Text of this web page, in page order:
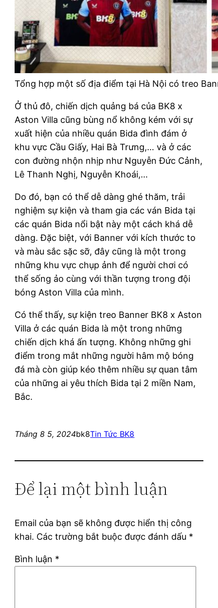
Tổng hợp một số địa điểm tại Hà Nội có treo
Ở thủ đô, chiến dịch quảng bá của BK8 x
Aston Villa cũng bùng nổ không kém với sự
xuất hiện của nhiều quán Bida đình đám ở
khu vực Cầu Giấy, Hai Bà Trưng,… và ở các
con đường nhộn nhịp như Nguyễn Đức Cảnh,
Lê Thanh Nghị, Nguyễn Khoái,…
Do đó, bạn có thể dễ dàng ghé thăm, trải
nghiệm sự kiện và tham gia các ván Bida tại
các quán Bida nổi bật này một cách khá dễ
dàng. Đặc biệt, với Banner với kích thước to
và màu sắc sặc sỡ, đây cũng là một trong
những khu vực chụp ảnh để người chơi có
thể sống ảo cùng với thần tượng trong đội
bóng Aston Villa của mình.
Có thể thấy, sự kiện treo Banner BK8 x Aston
Villa ở các quán Bida là một trong những
chiến dịch khá ấn tượng. Không những ghi
điểm trong mắt những người hâm mộ bóng
đá mà còn giúp kéo thêm nhiều sự quan tâm
của những ai yêu thích Bida tại 2 miền Nam,
Bắc.
Tháng 8 5, 2024bk8Tin Tức BK8
Để lại một bình luận
Email của bạn sẽ không được hiển thị công
khai. Các trường bắt buộc được đánh dấu *
Bình luận *